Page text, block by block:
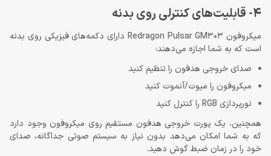
4- قابلیت‌های کنترلی روی بدنه
میکروفون Redragon Pulsar GM303 دارای دکمه‌های فیزیکی روی بدنه
است که به شما اجازه می‌دهند:
صدای خروجی هدفون را تنظیم کنید
میکروفون را میوت/آنموت کنید
نورپردازی RGB را کنترل کنید
همچنین، یک پورت خروجی هدفون مستقیم روی میکروفون وجود دارد
که به شما امکان می‌دهد بدون نیاز به سیستم صوتی جداگانه، صدای
خود را در زمان ضبط گوش دهید.